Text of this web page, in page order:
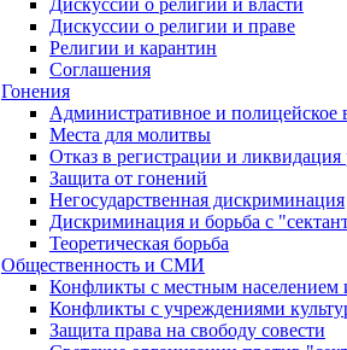
Дискуссии о религии и власти
Дискуссии о религии и праве
Религии и карантин
Соглашения
Гонения
Административное и полицейское
Места для молитвы
Отказ в регистрации и
Защита от гонений
Негосударственная дискриминация
Дискриминация и борьба с
Теоретическая борьба
Общественность и СМИ
Конфликты с местным населением
Конфликты с учреждениями
Защита права на свободу совести